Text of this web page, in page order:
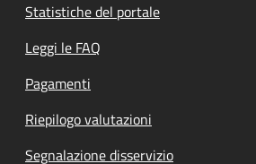
Statistiche del portale
Leggi le FAQ
Pagamenti
Riepilogo valutazioni
Segnalazione disservizio